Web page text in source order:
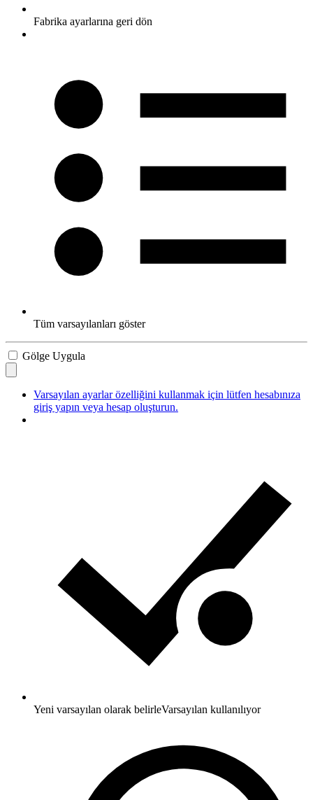
Fabrika ayarlarına geri dön
Tüm varsayılanları göster
Gölge Uygula
Varsayılan ayarlar özelliğini kullanmak için lütfen hesabınıza
giriş yapın veya hesap oluşturun.
Yeni varsayılan olarak belirleVarsayılan kullanılıyor